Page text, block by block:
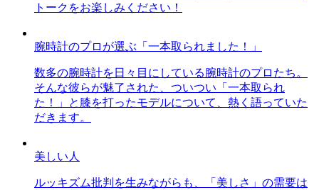
トークをお楽しみください！
腕時計のプロが選ぶ「一本取られました！」
数多の腕時計を日々目にしている腕時計のプロたち。
そんな彼らが魅了された、ついつい「一本取られ
た！」と膝を打ったモデルについて、熱く語っていた
だきます。
美しい人
ルッキズム批判を生みながらも、「美しさ」の需要は